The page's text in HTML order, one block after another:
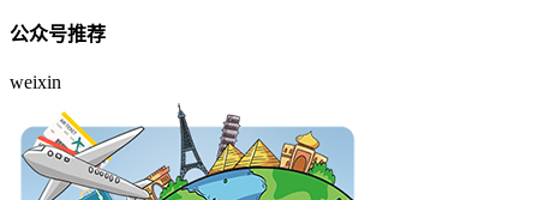
公众号推荐
weixin